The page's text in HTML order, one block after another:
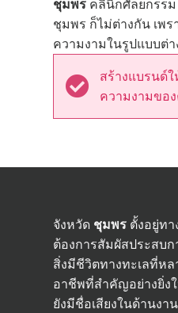
ชุมพร คลินิกศัลยกรร
ชุมพร ก็ไม่ต่างกัน เพ
ความงามในรูปแบบต่
สร้างแบรนด์
ความงามขอ
จังหวัด ชุมพร ตั้งอยู่ท
ต้องการสัมผัสประสบ
สิ่งมีชีวิตทางทะเลที่ห
อาชีพที่สำคัญอย่างยิ่ง
ยังมีชื่อเสียงในด้านง